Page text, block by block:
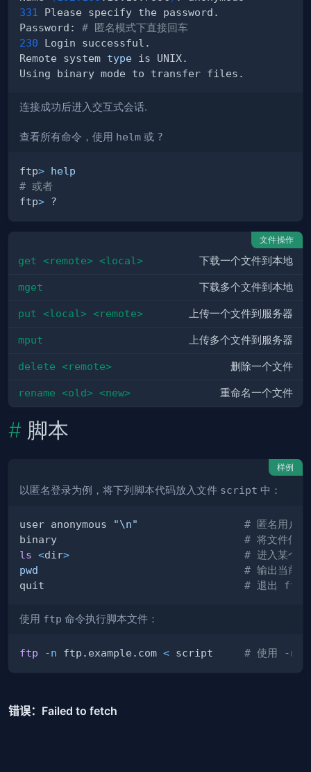
331
Password: # 匿名模式下直接回车
230
Remote system type
连接成功后进入交互式会话.
查看所有命令，使用 helm 或 ?
ftp> help
# 或者
ftp>
文件操作
get <remote> <local> 下载一个文件到本地
mget 下载多个文件到本地
put <local> <remote> 上传一个文件到服务器
mput 上传多个文件到服务器
delete <remote> 删除一个文件
rename <old> <new> 重命名一个文件
脚本
样例
以匿名登录为例，将下列脚本代码放入文件 script 中：
user anonymous "\n"
# 匿名用户
binary # 将文件传输
ls <dir>
# 进入某个目
pwd
# 输出当前路
quit # 退出 ftp
使用 ftp 命令执行脚本文件：
ftp -n ftp.example.com < script # 使用 -n 选